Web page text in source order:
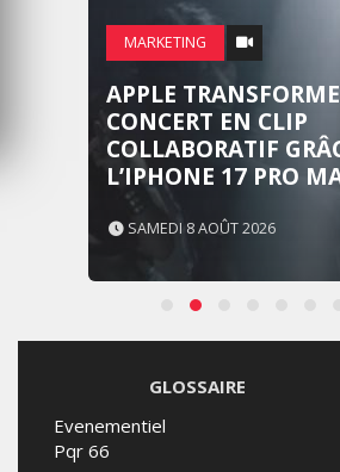
MARKETING
APPLE
CONCERT EN CLIP
COLLABORATIF
L’IPHONE 17 PRO
SAMEDI 8 AOÛT 2026
GLOSSAIRE
Evenementiel
Pqr 66